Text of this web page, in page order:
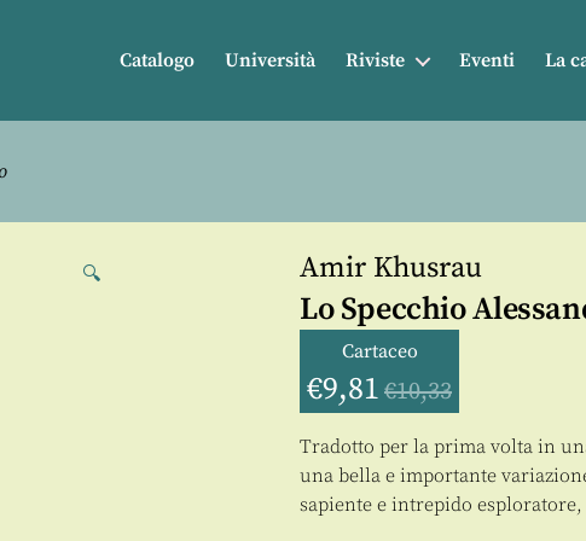
Catalogo Università Riviste Eventi La
🔍 Amir Khusrau
Lo Specchio
Cartaceo
€9,81 €10,33
Tradotto per la prima volta in
una bella e importante
sapiente e intrepido